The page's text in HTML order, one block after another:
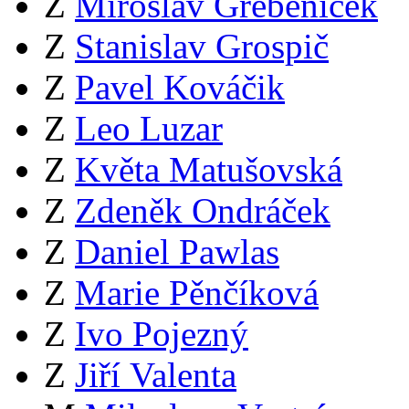
Z Stanislav Grospič
Z Pavel Kováčik
Z Leo Luzar
Z Květa Matušovská
Z Zdeněk Ondráček
Z Daniel Pawlas
Z Marie Pěnčíková
Z Ivo Pojezný
Z Jiří Valenta